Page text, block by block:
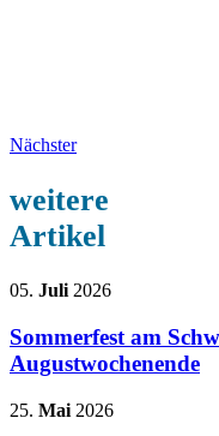
Nächster
weitere
Artikel
05. Juli 2026
Sommerfest am
Augustwochenende
25. Mai 2026